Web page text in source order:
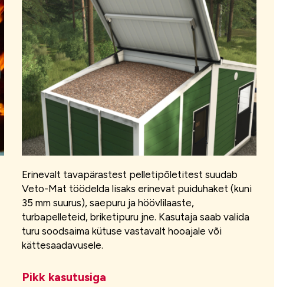
Erinevalt tavapärastest pelletipõletitest suudab
Veto-Mat töödelda lisaks erinevat puiduhaket (kuni
35 mm suurus), saepuru ja höövlilaaste,
turbapelleteid, briketipuru jne. Kasutaja saab valida
turu soodsaima kütuse vastavalt hooajale või
kättesaadavusele.
Pikk kasutusiga